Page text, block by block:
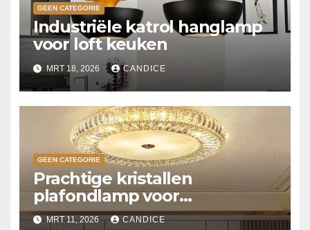
GEEN CATEGORIE
Industriële katrol hanglamp
voor loft keuken
MRT 18, 2026 CANDICE
GEEN CATEGORIE
Prachtige kristallen
plafondlamp voor
slaapkamer
MRT 11, 2026 CANDICE